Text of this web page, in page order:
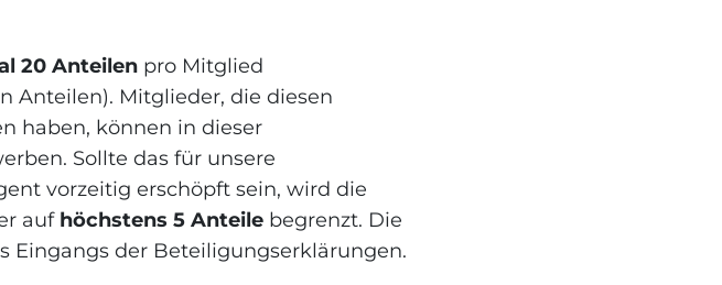
20 Anteilen pro Mitglied
Anteilen). Mitglieder, die diesen
haben, können in dieser
Sollte das für unsere
vorzeitig erschöpft sein, wird die
auf höchstens 5 Anteile begrenzt. Die
Eingangs der Beteiligungserklärungen.